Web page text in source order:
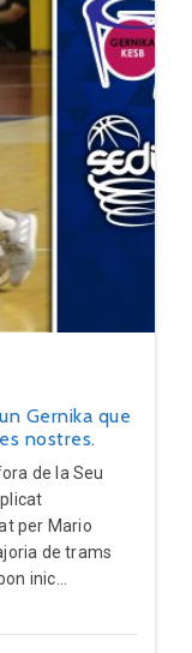
Gernika que
nostres.
de la Seu
per Mario
de trams
inic...